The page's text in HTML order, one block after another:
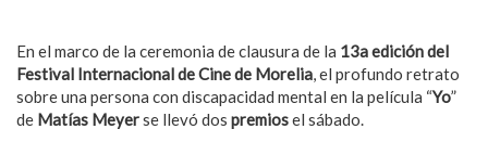
En el marco de la ceremonia de clausura de la 13a edición del
Festival Internacional de Cine de Morelia, el profundo retrato
sobre una persona con discapacidad mental en la película “Yo”
de Matías Meyerse llevó dos premiosel sábado.